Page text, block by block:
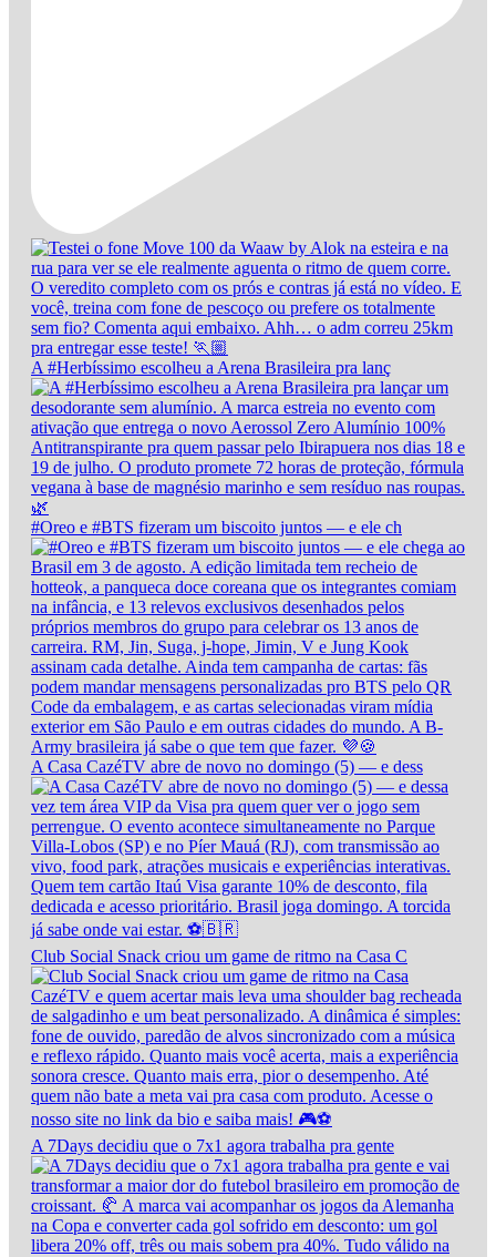
A #Herbíssimo escolheu a Arena Brasileira pra lanç
#Oreo e #BTS fizeram um biscoito juntos — e ele ch
A Casa CazéTV abre de novo no domingo (5) — e dess
Club Social Snack criou um game de ritmo na Casa C
A 7Days decidiu que o 7x1 agora trabalha pra gente